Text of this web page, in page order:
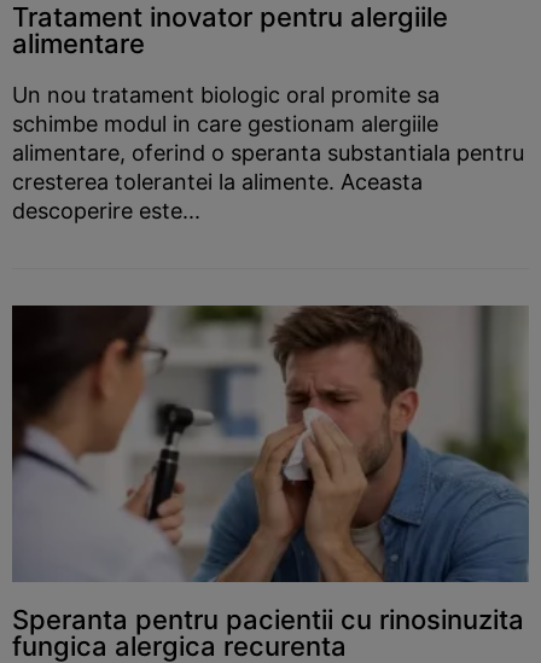
Tratament inovator pentru alergiile
alimentare
Un nou tratament biologic oral promite sa
schimbe modul in care gestionam alergiile
alimentare, oferind o speranta substantiala pentru
cresterea tolerantei la alimente. Aceasta
descoperire este...
Speranta pentru pacientii cu rinosinuzita
fungica alergica recurenta